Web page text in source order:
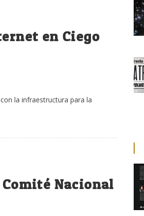
en Ciego
la infraestructura para la
Nacional